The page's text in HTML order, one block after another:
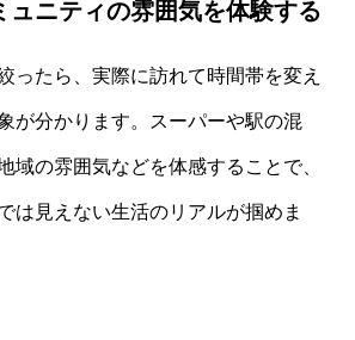
ュニティの雰囲気を体験する
ったら、実際に訪れて時間帯を変え
が分かります。スーパーや駅の混
域の雰囲気などを体感することで、
は見えない生活のリアルが掴めま